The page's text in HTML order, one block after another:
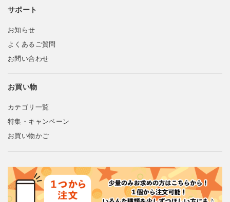
サポート
お知らせ
よくあるご質問
お問い合わせ
お買い物
カテゴリ一覧
特集・キャンペーン
お買い物かご